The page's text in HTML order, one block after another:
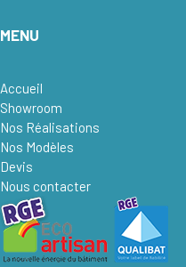
MENU
Accueil
Showroom
Nos Réalisations
Nos Modèles
Devis
Nous contacter